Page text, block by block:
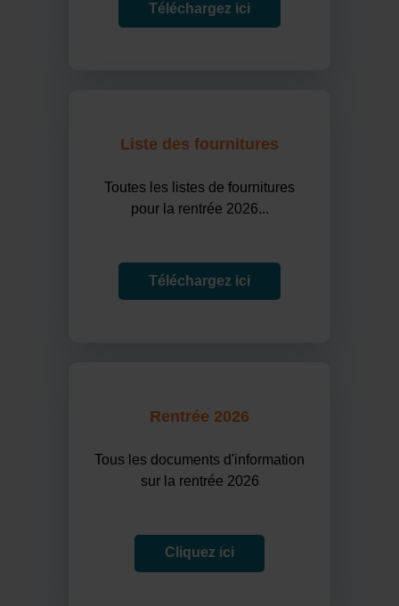
Téléchargez ici
Liste des fournitures
Toutes les listes de fournitures
pour la rentrée 2026...
Téléchargez ici
Rentrée 2026
Tous les documents d'information
sur la rentrée 2026
Cliquez ici